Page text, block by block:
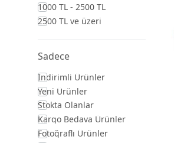
1000 TL - 2500 TL
2500 TL ve üzeri
Sadece
İndirimli Ürünler
Yeni Ürünler
Stokta Olanlar
Kargo Bedava Ürünler
Fotoğraflı Ürünler